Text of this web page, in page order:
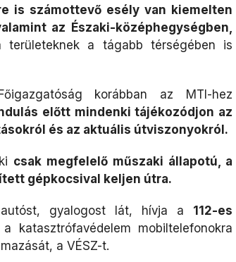
is számottevő esély van kiemelten
az Északi-középhegységben,
területeknek a tágabb térségében is
korábban az MTI-hez
előtt mindenki tájékozódjon az
és az aktuális útviszonyokról.
csak megfelelő műszaki állapotú, a
gépkocsival keljen útra.
gyalogost lát, hívja a 112-es
katasztrófavédelem mobiltelefonokra
a VÉSZ-t.